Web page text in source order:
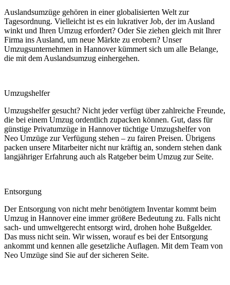
Auslandsumzüge gehören in einer globalisierten Welt zur
Tagesordnung. Vielleicht ist es ein lukrativer Job, der im Ausland
winkt und Ihren Umzug erfordert? Oder Sie ziehen gleich mit Ihrer
Firma ins Ausland, um neue Märkte zu erobern? Unser
Umzugsunternehmen in Hannover kümmert sich um alle Belange,
die mit dem Auslandsumzug einhergehen.
Umzugshelfer
Umzugshelfer gesucht? Nicht jeder verfügt über zahlreiche Freunde,
die bei einem Umzug ordentlich zupacken können. Gut, dass für
günstige Privatumzüge in Hannover tüchtige Umzugshelfer von
Neo Umzüge zur Verfügung stehen – zu fairen Preisen. Übrigens
packen unsere Mitarbeiter nicht nur kräftig an, sondern stehen dank
langjähriger Erfahrung auch als Ratgeber beim Umzug zur Seite.
Entsorgung
Der Entsorgung von nicht mehr benötigtem Inventar kommt beim
Umzug in Hannover eine immer größere Bedeutung zu. Falls nicht
sach- und umweltgerecht entsorgt wird, drohen hohe Bußgelder.
Das muss nicht sein. Wir wissen, worauf es bei der Entsorgung
ankommt und kennen alle gesetzliche Auflagen. Mit dem Team von
Neo Umzüge sind Sie auf der sicheren Seite.